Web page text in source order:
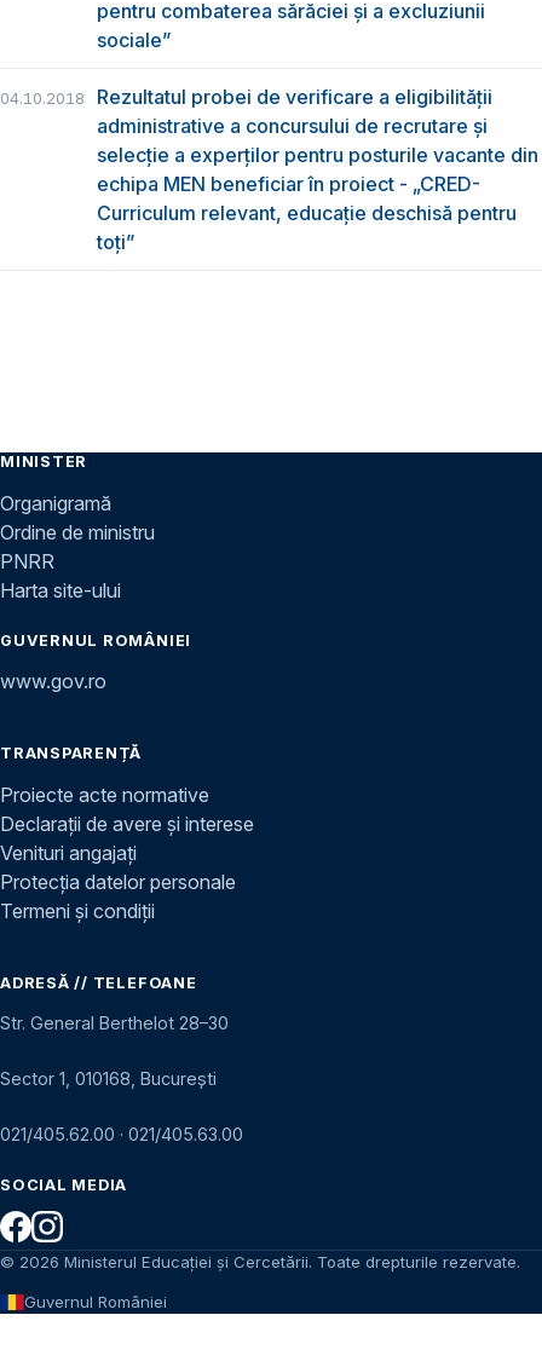
pentru combaterea sărăciei și a excluziunii
sociale”
04.10.2018
Rezultatul probei de verificare a eligibilității
administrative a concursului de recrutare și
selecție a experților pentru posturile vacante din
echipa MEN beneficiar în proiect - „CRED-
Curriculum relevant, educație deschisă pentru
toți”
MINISTER
Organigramă
Ordine de ministru
PNRR
Harta site-ului
GUVERNUL ROMÂNIEI
www.gov.ro
TRANSPARENȚĂ
Proiecte acte normative
Declarații de avere și interese
Venituri angajați
Protecția datelor personale
Termeni și condiții
ADRESĂ // TELEFOANE
Str. General Berthelot 28–30
Sector 1, 010168, București
021/405.62.00 · 021/405.63.00
SOCIAL MEDIA
© 2026 Ministerul Educației și Cercetării. Toate drepturile rezervate.
Guvernul României